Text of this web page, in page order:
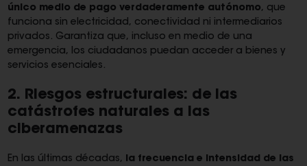
único medio de pago verdaderamente autónomo, que
funciona sin electricidad, conectividad ni intermediarios
privados. Garantiza que, incluso en medio de una
emergencia, los ciudadanos puedan acceder a bienes y
servicios esenciales.
2. Riesgos estructurales: de las
catástrofes naturales a las
ciberamenazas
En las últimas décadas, la frecuencia e intensidad de las